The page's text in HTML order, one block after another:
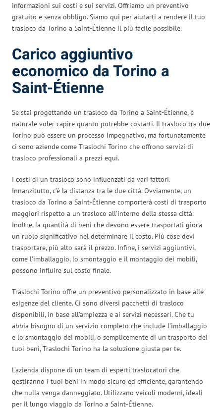
informazioni sui costi e sui servizi. Offriamo un preventivo
gratuito e senza obbligo. Siamo qui per aiutarti a rendere il tuo
trasloco da Torino a Saint-Étienne il più facile possibile.
Carico aggiuntivo
economico da Torino a
Saint-Étienne
Se stai progettando un trasloco da Torino a Saint-Étienne, è
naturale voler capire quanto potrebbe costarti. Il trasloco tra due
Torino può essere un processo impegnativo, ma fortunatamente
ci sono aziende come Traslochi Torino che offrono servizi di
trasloco professionali a prezzi equi.
I costi di un trasloco sono influenzati da vari fattori.
Innanzitutto, c’è la distanza tra le due città. Ovviamente, un
trasloco da Torino a Saint-Étienne comporterà costi di trasporto
maggiori rispetto a un trasloco all’interno della stessa città.
Inoltre, la quantità di beni che devono essere trasportati gioca
un ruolo significativo nel determinare il costo. Più cose devi
trasportare, più alto sarà il prezzo. Infine, i servizi aggiuntivi,
come l’imballaggio, lo smontaggio e il montaggio dei mobili,
possono influire sul costo finale.
Traslochi Torino offre un preventivo personalizzato in base alle
esigenze del cliente. Ci sono diversi pacchetti di trasloco
disponibili, in base all’ampiezza e ai servizi necessari. Che tu
abbia bisogno di un servizio completo che include l’imballaggio
e lo smontaggio dei mobili, o semplicemente di un trasporto dei
tuoi beni, Traslochi Torino ha la soluzione giusta per te.
L’azienda dispone di un team di esperti traslocatori che
gestiranno i tuoi beni in modo sicuro ed efficiente, garantendo
che nulla venga danneggiato. Utilizzano veicoli moderni, ideali
per il lungo viaggio da Torino a Saint-Étienne.